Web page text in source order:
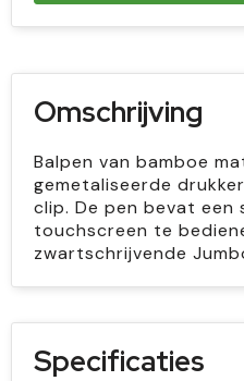
Omschrijving
Balpen van bamboe
gemetaliseerde
clip. De pen bevat een
touchscreen te
zwartschrijvende
Specificaties